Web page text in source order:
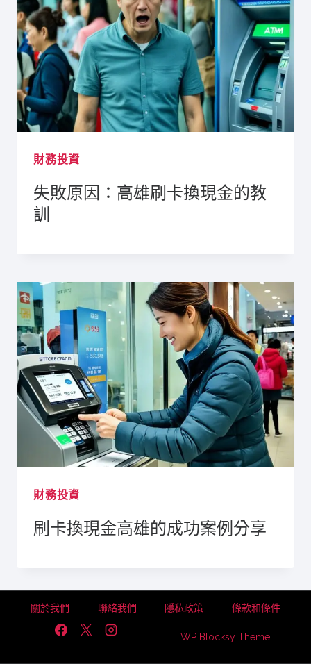
財務投資
失敗原因：高雄刷卡換現金的教
訓
財務投資
刷卡換現金高雄的成功案例分享
關於我們 聯絡我們 隱私政策 條款和條件
WP Blocksy Theme